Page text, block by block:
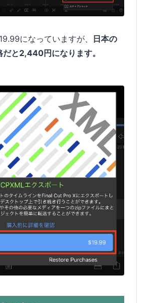
になっていますが、
日本の
と2,440円になります。